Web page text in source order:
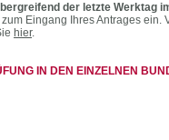
der letzte Werktag
Eingang Ihres Antrages ein.
hier.
IN DEN EINZELNEN